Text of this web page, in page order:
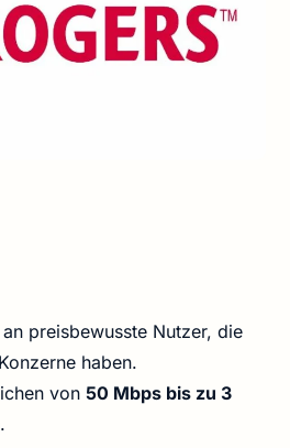
preisbewusste Nutzer, die
haben.
von50 Mbps bis zu 3